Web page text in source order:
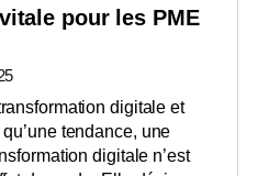
pour les PME
digitale et
tendance, une
digitale n’est